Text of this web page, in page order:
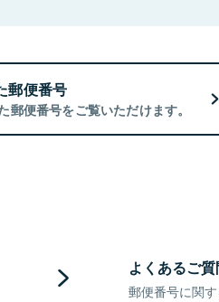
郵便番号
郵便番号をご覧いただけます。
よくあるご
郵便番号に関